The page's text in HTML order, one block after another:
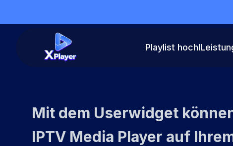
Playlist hochl
Mit dem Userwidget
IPTV Media Player auf